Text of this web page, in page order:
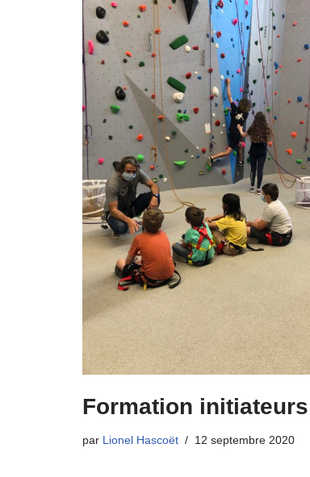
Formation initiateurs
par Lionel Hascoët 12 septembre 2020